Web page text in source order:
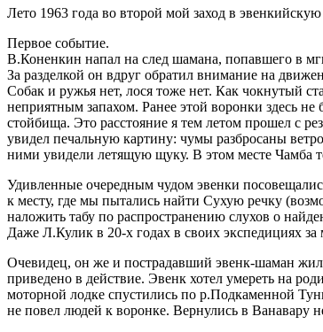
Лето 1963 года во второй мой заход в
Первое событие.
В.Коненкин напал на след шамана, попавшего в
За разделкой он вдруг обратил внимание на
Собак и ружья нет, лося тоже нет. Как чокнутый
неприятным запахом. Ранее этой воронки здесь
стойбища. Это расстояние я тем летом прошел с
увидел печальную картину: чумы разбросаны
ними увидели летящую щуку. В этом месте Чамба
Удивленные очередным чудом эвенки
к месту, где мы пытались найти Сухую речку
наложить табу по распространению слухов о
Даже Л.Кулик в 20-х годах в своих экспедициях
Очевидец, он же и пострадавший эвенк-шаман жил
приведено в действие. Эвенк хотел умереть на
моторной лодке спустились по р.Подкаменной
не повел людей к воронке. Вернулись в Ванавару